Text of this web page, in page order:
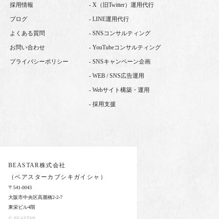
採用情報
ブログ
よくある質問
お問い合わせ
プライバシーポリシー
- X（旧Twitter）運用代行
- LINE運用代行
- SNSコンサルティング
- YouTubeコンサルティング
- SNSキャンペーン企画
- WEB / SNS広告運用
- Webサイト構築・運用
- 採用支援
BEASTAR株式会社
（ベアスターカブシキガイシャ）
〒541-0043
大阪市中央区高麗橋2-2-7
東栄ビル4階